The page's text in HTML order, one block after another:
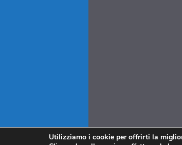
Utilizziamo i cookie per offrirti la